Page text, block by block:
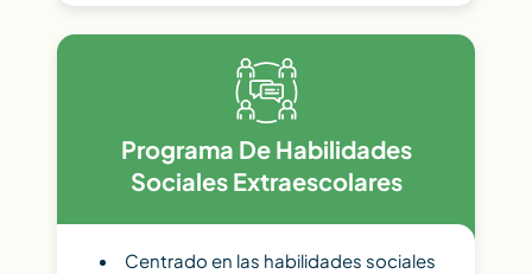
Programa De Habilidades
Sociales Extraescolares
Centrado en las habilidades sociales